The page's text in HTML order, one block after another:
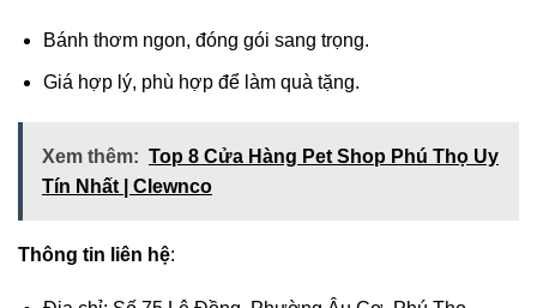
Bánh thơm ngon, đóng gói sang trọng.
Giá hợp lý, phù hợp để làm quà tặng.
Xem thêm: Top 8 Cửa Hàng Pet Shop Phú Thọ Uy
Tín Nhất | Clewnco
Thông tin liên hệ: